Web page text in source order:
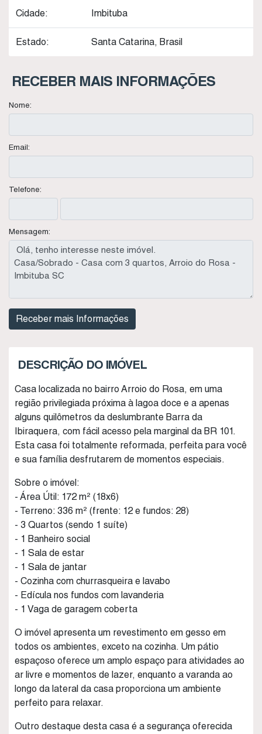
Cidade: Imbituba
Estado: Santa Catarina, Brasil
RECEBER MAIS INFORMAÇÕES
Nome:
Email:
Telefone:
Mensagem:
DESCRIÇÃO DO IMÓVEL
Casa localizada no bairro Arroio do Rosa, em uma
região privilegiada próxima à lagoa doce e a apenas
alguns quilômetros da deslumbrante Barra da
Ibiraquera, com fácil acesso pela marginal da BR 101.
Esta casa foi totalmente reformada, perfeita para você
e sua família desfrutarem de momentos especiais.
Sobre o imóvel:
- Área Útil: 172 m² (18x6)
- Terreno: 336 m² (frente: 12 e fundos: 28)
- 3 Quartos (sendo 1 suíte)
- 1 Banheiro social
- 1 Sala de estar
- 1 Sala de jantar
- Cozinha com churrasqueira e lavabo
- Edícula nos fundos com lavanderia
- 1 Vaga de garagem coberta
O imóvel apresenta um revestimento em gesso em
todos os ambientes, exceto na cozinha. Um pátio
espaçoso oferece um amplo espaço para atividades ao
ar livre e momentos de lazer, enquanto a varanda ao
longo da lateral da casa proporciona um ambiente
perfeito para relaxar.
Outro destaque desta casa é a segurança oferecida